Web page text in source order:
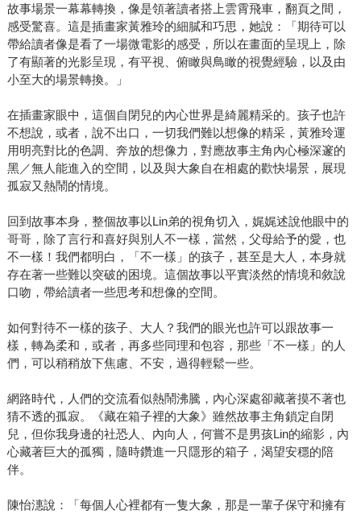
故事場景一幕幕轉換，像是領著讀者搭上雲霄飛車，翻頁之間，
感受驚喜。這是插畫家黃雅玲的細膩和巧思，她說：「期待可以
帶給讀者像是看了一場微電影的感受，所以在畫面的呈現上，除
了有顯著的光影呈現，有平視、俯瞰與鳥瞰的視覺經驗，以及由
小至大的場景轉換。」
在插畫家眼中，這個自閉兒的內心世界是綺麗精采的。孩子也許
不想說，或者，說不出口，一切我們難以想像的精采，黃雅玲運
用明亮對比的色調、奔放的想像力，對應故事主角內心極深邃的
黑／無人能進入的空間，以及與大象自在相處的歡快場景，展現
孤寂又熱鬧的情境。
回到故事本身，整個故事以Lin弟的視角切入，娓娓述說他眼中的
哥哥，除了言行和喜好與別人不一樣，當然，父母給予的愛，也
不一樣！我們都明白，「不一樣」的孩子，甚至是大人，本身就
存在著一些難以突破的困境。這個故事以平實淡然的情境和敘說
口吻，帶給讀者一些思考和想像的空間。
如何對待不一樣的孩子、大人？我們的眼光也許可以跟故事一
樣，轉為柔和，或者，再多些同理和包容，那些「不一樣」的人
們，可以稍稍放下焦慮、不安，過得輕鬆一些。
網路時代，人們的交流看似熱鬧沸騰，內心深處卻藏著摸不著也
猜不透的孤寂。《藏在箱子裡的大象》雖然故事主角鎖定自閉
兒，但你我身邊的社恐人、內向人，何嘗不是男孩Lin的縮影，內
心藏著巨大的孤獨，隨時鑽進一只隱形的箱子，渴望安穩的陪
伴。
陳怡潓說：「每個人心裡都有一隻大象，那是一輩子保守和擁有